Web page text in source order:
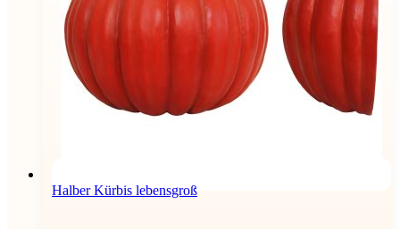
Halber Kürbis lebensgroß